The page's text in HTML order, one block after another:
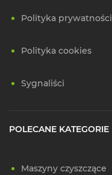
Polityka prywatności
Polityka cookies
Sygnaliści
POLECANE KATEGORIE
Maszyny czyszczące